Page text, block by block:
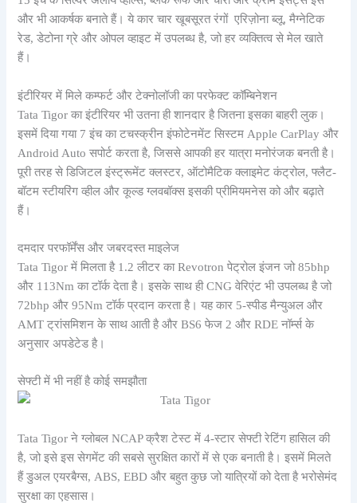
और भी आकर्षक बनाते हैं। ये कार चार खूबसूरत रंगों एरिज़ोना ब्लू, मैग्नेटिक
रेड, डेटोना ग्रे और ओपल व्हाइट में उपलब्ध है, जो हर व्यक्तित्व से मेल खाते
हैं।
इंटीरियर में मिले कम्फर्ट और टेक्नोलॉजी का परफेक्ट कॉम्बिनेशन
Tata Tigor का इंटीरियर भी उतना ही शानदार है जितना इसका बाहरी लुक।
इसमें दिया गया 7 इंच का टचस्क्रीन इंफोटेनमेंट सिस्टम Apple CarPlay और
Android Auto सपोर्ट करता है, जिससे आपकी हर यात्रा मनोरंजक बनती है।
पूरी तरह से डिजिटल इंस्ट्रूमेंट क्लस्टर, ऑटोमैटिक क्लाइमेट कंट्रोल, फ्लैट-
बॉटम स्टीयरिंग व्हील और कूल्ड ग्लवबॉक्स इसकी प्रीमियमनेस को और बढ़ाते
हैं।
दमदार परफॉर्मेंस और जबरदस्त माइलेज
Tata Tigor में मिलता है 1.2 लीटर का Revotron पेट्रोल इंजन जो 85bhp
और 113Nm का टॉर्क देता है। इसके साथ ही CNG वेरिएंट भी उपलब्ध है जो
72bhp और 95Nm टॉर्क प्रदान करता है। यह कार 5-स्पीड मैन्युअल और
AMT ट्रांसमिशन के साथ आती है और BS6 फेज 2 और RDE नॉर्म्स के
अनुसार अपडेटेड है।
सेफ्टी में भी नहीं है कोई समझौता
Tata Tigor ने ग्लोबल NCAP क्रैश टेस्ट में 4-स्टार सेफ्टी रेटिंग हासिल की
है, जो इसे इस सेगमेंट की सबसे सुरक्षित कारों में से एक बनाती है। इसमें मिलते
हैं डुअल एयरबैग्स, ABS, EBD और बहुत कुछ जो यात्रियों को देता है भरोसेमंद
सुरक्षा का एहसास।